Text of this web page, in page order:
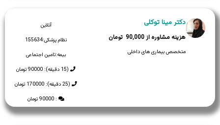
آنلاین
نظام پزشکی:155634
بیمه:تامین اجتماعی
(15 دقیقه): 90000 تومان
(25 دقیقه): 170000 تومان
: 90000 تومان
دکتر مینا توکلی
90,000
متخصص بیماری های داخلی